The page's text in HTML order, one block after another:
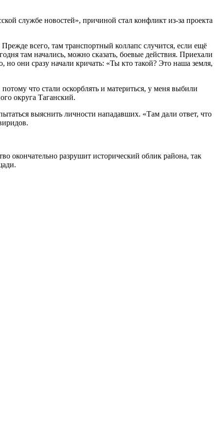
службе новостей», причиной стал конфликт из-за проекта
всего, там транспортный коллапс случится, если ещё
там начались, можно сказать, боевые действия. Приехали
они сразу начали кричать: «Ты кто такой? Это наша земля,
что стали оскорблять и материться, у меня выбили
округа Таганский.
выяснить личности нападавших. «Там дали ответ, что
окончательно разрушит исторический облик района, так